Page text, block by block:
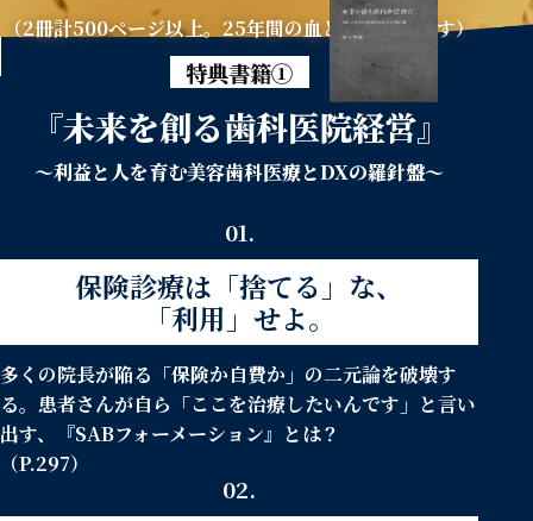
（2冊計500ページ以上。25年間の血と汗の結晶です）
特典書籍①
『未来を創る歯科医院経営』
～利益と人を育む美容歯科医療とDXの羅針盤～
01.
保険診療は「捨てる」な、
「利用」せよ。
多くの院長が陥る「保険か自費か」の二元論を破壊す
る。 患者さんが自ら「ここを治療したいんです」と言い
出す、『SABフォーメーション』とは？
（P.297）
02.